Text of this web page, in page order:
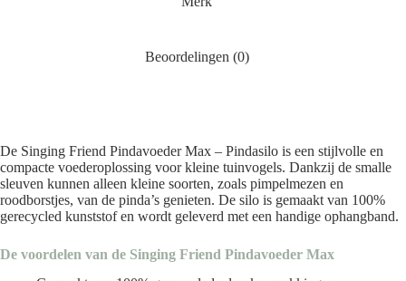
Beoordelingen (0)
De Singing Friend Pindavoeder Max – Pindasilo is een stijlvolle en
compacte voederoplossing voor kleine tuinvogels. Dankzij de smalle
sleuven kunnen alleen kleine soorten, zoals pimpelmezen en
roodborstjes, van de pinda’s genieten. De silo is gemaakt van 100%
gerecycled kunststof en wordt geleverd met een handige ophangband.
De voordelen van de Singing Friend Pindavoeder Max